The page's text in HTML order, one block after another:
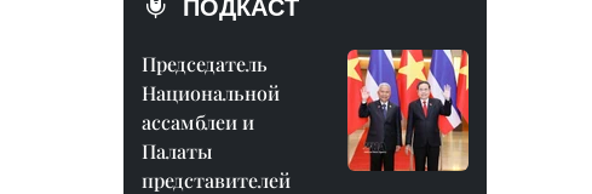
ПОДКАСТ
Председатель
Национальной
ассамблеи и
Палаты
представителей